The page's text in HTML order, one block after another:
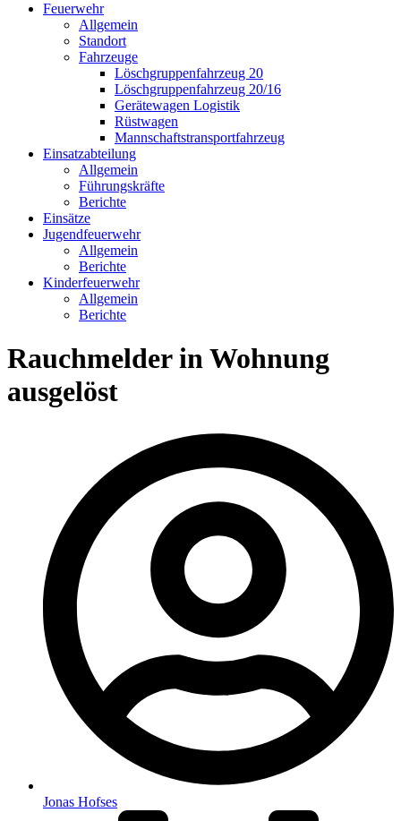
Feuerwehr
Allgemein
Standort
Fahrzeuge
Löschgruppen­fahrzeug 20
Lösch­gruppen­fahrzeug 20/16
Geräte­wagen Logistik
Rüst­wagen
Mannschafts­transportfahrzeug
Einsatz­abteilung
Allgemein
Führungs­kräfte
Berichte
Einsätze
Jugend­feuerwehr
Allgemein
Berichte
Kinder­feuerwehr
Allgemein
Berichte
Rauchmelder in Wohnung
ausgelöst
Jonas Hofses